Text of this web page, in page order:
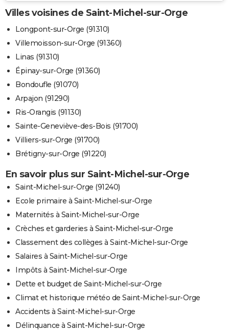
Villes voisines de Saint-Michel-sur-Orge
Longpont-sur-Orge (91310)
Villemoisson-sur-Orge (91360)
Linas (91310)
Épinay-sur-Orge (91360)
Bondoufle (91070)
Arpajon (91290)
Ris-Orangis (91130)
Sainte-Geneviève-des-Bois (91700)
Villiers-sur-Orge (91700)
Brétigny-sur-Orge (91220)
En savoir plus sur Saint-Michel-sur-Orge
Saint-Michel-sur-Orge (91240)
Ecole primaire à Saint-Michel-sur-Orge
Maternités à Saint-Michel-sur-Orge
Crèches et garderies à Saint-Michel-sur-Orge
Classement des collèges à Saint-Michel-sur-Orge
Salaires à Saint-Michel-sur-Orge
Impôts à Saint-Michel-sur-Orge
Dette et budget de Saint-Michel-sur-Orge
Climat et historique météo de Saint-Michel-sur-Orge
Accidents à Saint-Michel-sur-Orge
Délinquance à Saint-Michel-sur-Orge